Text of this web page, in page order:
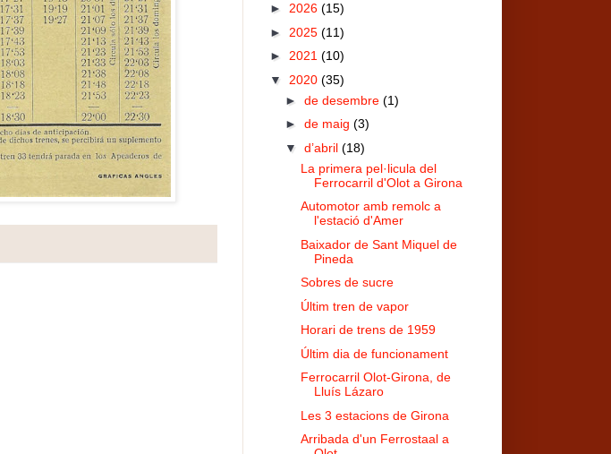
► 2026 (15)
► 2025 (11)
► 2021 (10)
▼ 2020 (35)
► de desembre (1)
► de maig (3)
▼ d’abril (18)
La primera pel·licula del
Ferrocarril d'Olot a Girona
Automotor amb remolc a
l'estació d'Amer
Baixador de Sant Miquel de
Pineda
Sobres de sucre
Últim tren de vapor
Horari de trens de 1959
Últim dia de funcionament
Ferrocarril Olot-Girona, de
Lluís Lázaro
Les 3 estacions de Girona
Arribada d'un Ferrostaal a